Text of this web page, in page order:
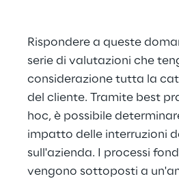
Rispondere a queste
serie di valutazioni che
considerazione tutta la
del cliente. Tramite best
hoc, è possibile
impatto delle interruzioni
sull'azienda. I processi
vengono sottoposti a